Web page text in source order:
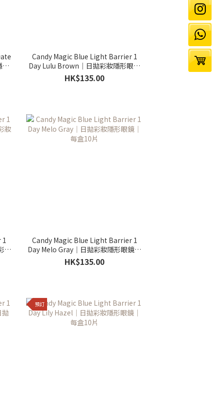
形
Candy Magic Blue Light Barrier 1
Day Lulu Brown｜日拋彩妝隱形眼鏡
｜每盒10片
HK$135.00
妝
Candy Magic Blue Light Barrier 1
Day Melo Gray｜日拋彩妝隱形眼鏡｜
每盒10片
HK$135.00
預訂